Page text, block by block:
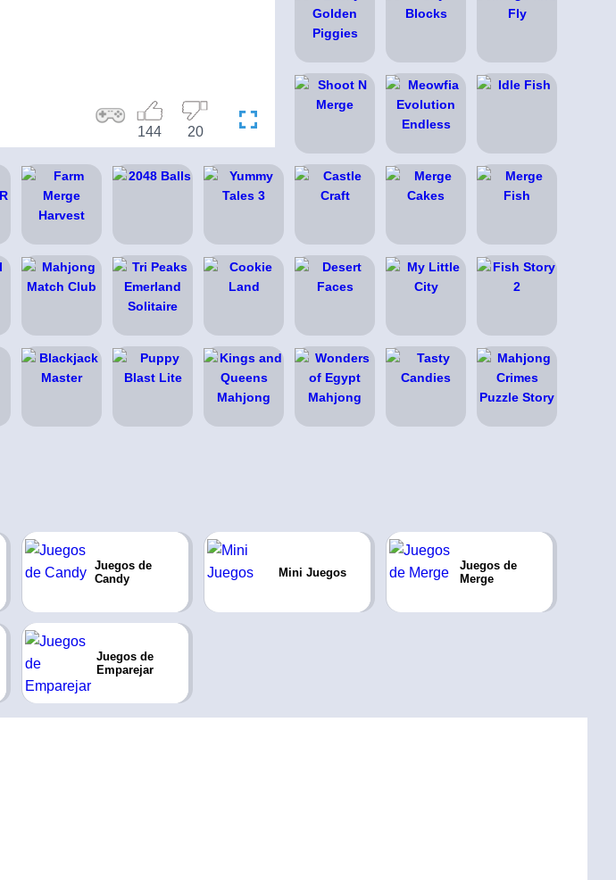
20
144
Juegos de
Candy
Mini Juegos
Juegos de
Merge
Juegos de
Emparejar